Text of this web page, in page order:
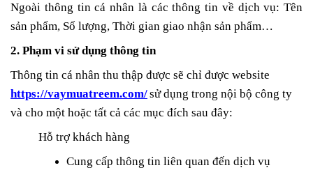
Ngoài thông tin cá nhân là các thông tin về dịch vụ: Tên
sản phẩm, Số lượng, Thời gian giao nhận sản phẩm…
2. Phạm vi sử dụng thông tin
Thông tin cá nhân thu thập được sẽ chỉ được website
https://vaymuatreem.com/sử dụng trong nội bộ công ty
và cho một hoặc tất cả các mục đích sau đây:
Hỗ trợ khách hàng
Cung cấp thông tin liên quan đến dịch vụ